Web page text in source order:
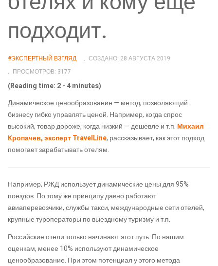
подходит.
#ЭКСПЕРТНЫЙ ВЗГЛЯД
СОЗДАНО: 28 АВГУСТА 2019
ПРОСМОТРОВ: 3177
(Reading time: 2 - 4 minutes)
Динамическое ценообразование — метод, позволяющий
бизнесу гибко управлять ценой. Например, когда спрос
высокий, товар дороже, когда низкий — дешевле и т.п. Михаил
Кропачев, эксперт TravelLine, рассказывает, как этот подход
помогает зарабатывать отелям.
Например, РЖД использует динамические цены для 95%
поездов. По тому же принципу давно работают
авиаперевозчики, службы такси, международные сети отелей,
крупные туроператоры по выездному туризму и т.п.
Российские отели только начинают этот путь. По нашим
оценкам, менее 10% используют динамическое
ценообразование. При этом потенциал у этого метода